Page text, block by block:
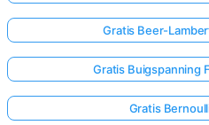
Gratis Beer-
Gratis Buigspanning
Gratis